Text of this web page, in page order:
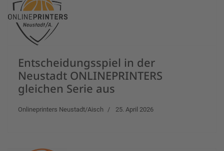
Entscheidungsspiel in der
Neustadt ONLINEPRINTERS
gleichen Serie aus
Onlineprinters Neustadt/Aisch 25. April 2026